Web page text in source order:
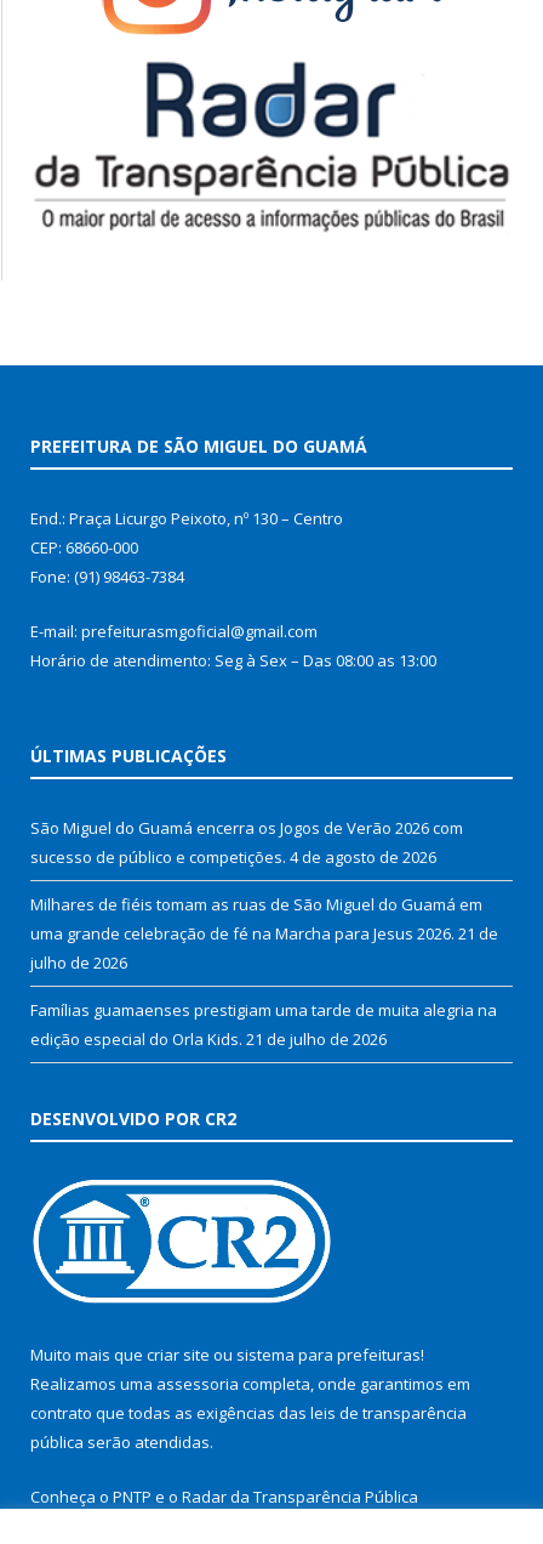
PREFEITURA DE SÃO MIGUEL DO GUAMÁ
End.: Praça Licurgo Peixoto, nº 130 – Centro
CEP: 68660-000
Fone: (91) 98463-7384
E-mail: prefeiturasmgoficial@gmail.com
Horário de atendimento: Seg à Sex – Das 08:00 as 13:00
ÚLTIMAS PUBLICAÇÕES
São Miguel do Guamá encerra os Jogos de Verão 2026 com
sucesso de público e competições. 4 de agosto de 2026
Milhares de fiéis tomam as ruas de São Miguel do Guamá em
uma grande celebração de fé na Marcha para Jesus 2026. 21 de
julho de 2026
Famílias guamaenses prestigiam uma tarde de muita alegria na
edição especial do Orla Kids. 21 de julho de 2026
DESENVOLVIDO POR CR2
Muito mais que criar site ou sistema para prefeituras!
Realizamos uma assessoria completa, onde garantimos em
contrato que todas as exigências das leis de transparência
pública serão atendidas.
Conheça o PNTP e o Radar da Transparência Pública